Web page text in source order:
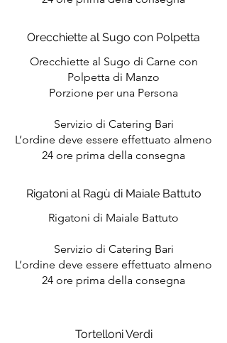
Orecchiette al Sugo con Polpetta
Orecchiette al Sugo di Carne con
Polpetta di Manzo
Porzione per una Persona
Servizio di Catering Bari
L’ordine deve essere effettuato almeno
24 ore prima della consegna
Rigatoni al Ragù di Maiale Battuto
Rigatoni di Maiale Battuto
Servizio di Catering Bari
L’ordine deve essere effettuato almeno
24 ore prima della consegna
Tortelloni Verdi